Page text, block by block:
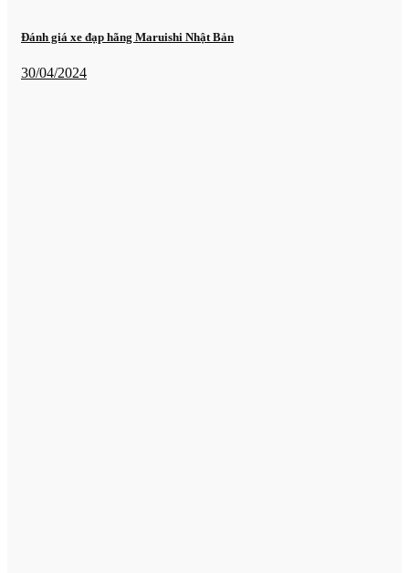
Đánh giá xe đạp hãng Maruishi Nhật Bản
30/04/2024